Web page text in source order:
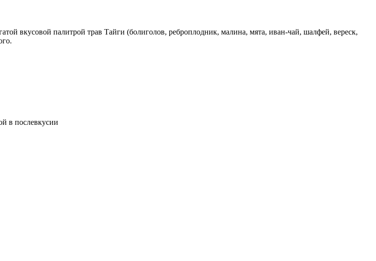
вкусовой палитрой трав Тайги (болиголов, реброплодник, малина, мята, иван-чай, шалфей, вереск,
в послевкусии